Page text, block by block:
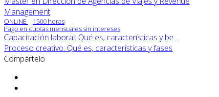
Management
ONLINE
1500 horas
Pago en cuotas mensuales sin intereses
Capacitación laboral: Qué es, características y be...
Proceso creativo: Qué es, características y fases
Compártelo